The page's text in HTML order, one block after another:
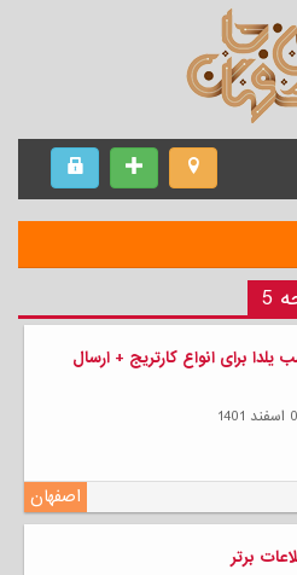
برای انواع کارتریج + ارسال
اصفهان
برتر